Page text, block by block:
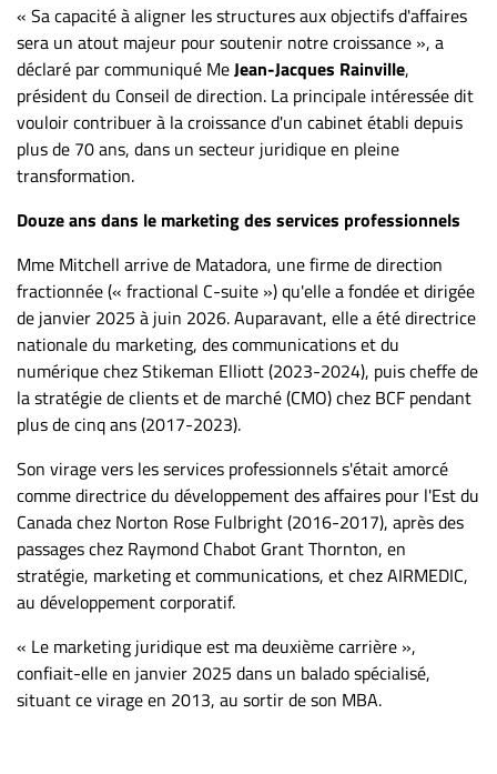
Publicité
Solutions de
recrutements
TROUVEZ-
NOUS
Nous
joindre
À
propos
Infolettre
S’abonner
FAQ
Politique de
confidentialité
« Sa capacité à aligner les structures aux objectifs d'affaires
sera un atout majeur pour soutenir notre croissance », a
déclaré par communiqué MeJean-Jacques Rainville,
président du Conseil de direction. La principale intéressée dit
vouloir contribuer à la croissance d'un cabinet établi depuis
plus de 70 ans, dans un secteur juridique en pleine
transformation.
Douze ans dans le marketing des services professionnels
Mme Mitchell arrive de Matadora, une firme de direction
fractionnée (« fractional C-suite ») qu'elle a fondée et dirigée
de janvier 2025 à juin 2026. Auparavant, elle a été directrice
nationale du marketing, des communications et du
numérique chez Stikeman Elliott (2023-2024), puis cheffe de
la stratégie de clients et de marché (CMO) chez BCF pendant
plus de cinq ans (2017-2023).
Son virage vers les services professionnels s'était amorcé
comme directrice du développement des affaires pour l'Est du
Canada chez Norton Rose Fulbright (2016-2017), après des
passages chez Raymond Chabot Grant Thornton, en
stratégie, marketing et communications, et chez AIRMEDIC,
au développement corporatif.
« Le marketing juridique est ma deuxième carrière »,
confiait-elle en janvier 2025 dans un balado spécialisé,
situant ce virage en 2013, au sortir de son MBA.